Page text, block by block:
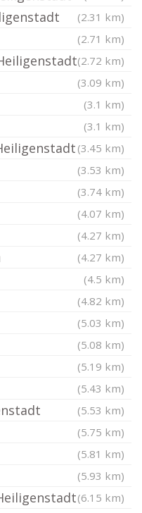
(2.31 km)
(2.71 km)
(2.72 km)
(3.09 km)
(3.1 km)
(3.1 km)
(3.45 km)
(3.53 km)
(3.74 km)
(4.07 km)
(4.27 km)
(4.27 km)
(4.5 km)
(4.82 km)
(5.03 km)
(5.08 km)
(5.19 km)
(5.43 km)
(5.53 km)
(5.75 km)
(5.81 km)
(5.93 km)
(6.15 km)